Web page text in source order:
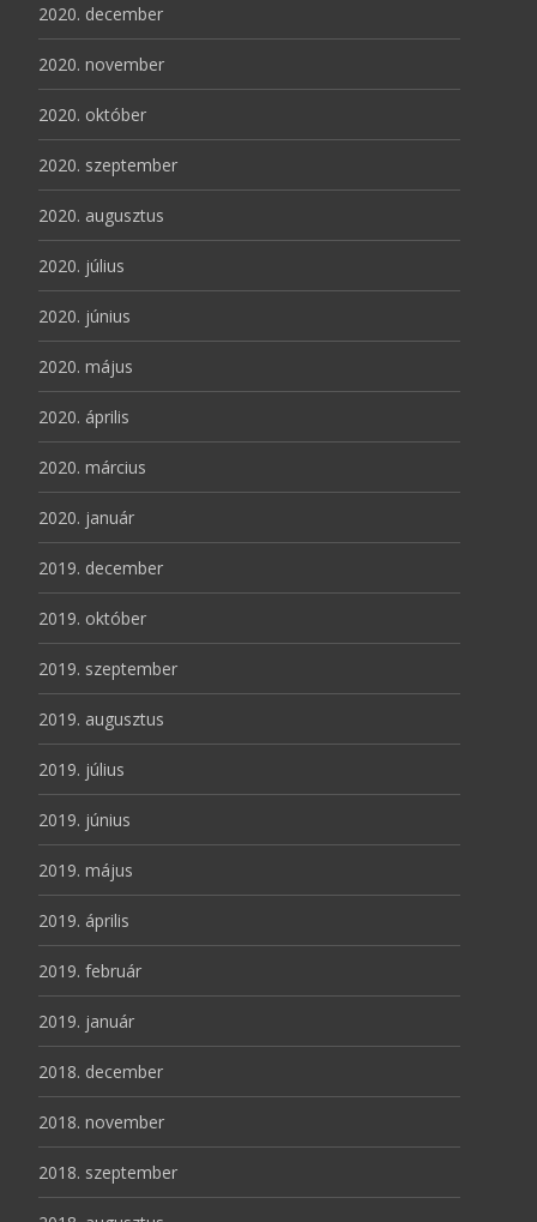
2020. december
2020. november
2020. október
2020. szeptember
2020. augusztus
2020. július
2020. június
2020. május
2020. április
2020. március
2020. január
2019. december
2019. október
2019. szeptember
2019. augusztus
2019. július
2019. június
2019. május
2019. április
2019. február
2019. január
2018. december
2018. november
2018. szeptember